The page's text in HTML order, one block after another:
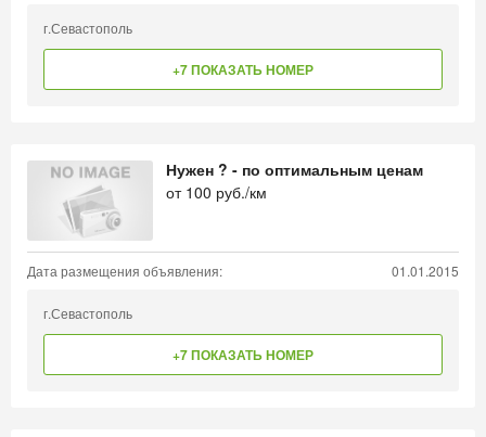
г.Севастополь
+7 ПОКАЗАТЬ НОМЕР
Нужен ? - по оптимальным ценам
от 100 руб./км
Дата размещения объявления: 01.01.2015
г.Севастополь
+7 ПОКАЗАТЬ НОМЕР